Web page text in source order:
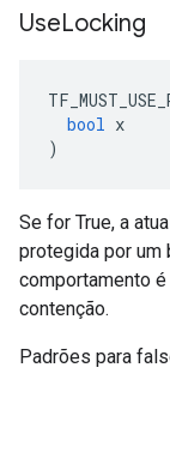
UseLocking
bool x
)
Se for True, a
protegida por um
comportamento
contenção.
Padrões para